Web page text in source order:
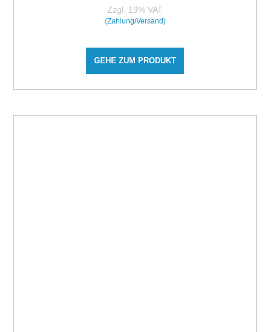
Zzgl. 19% VAT
(Zahlung/Versand)
GEHE ZUM PRODUKT